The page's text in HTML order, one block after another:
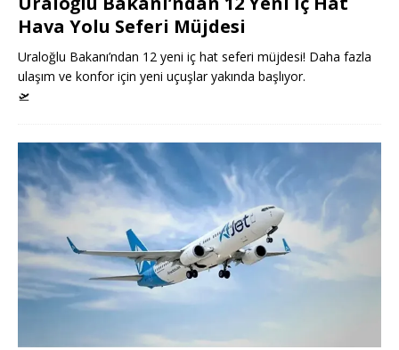
Hava Yolu Seferi Müjdesi
Uraloğlu Bakanı’ndan 12 yeni iç hat seferi müjdesi! Daha fazla
ulaşım ve konfor için yeni uçuşlar yakında başlıyor.
🛫